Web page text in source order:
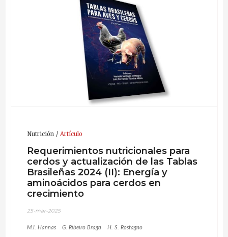
Nutrición Artículo
Requerimientos nutricionales para
cerdos y actualización de las Tablas
Brasileñas 2024 (II): Energía y
aminoácidos para cerdos en
crecimiento
25-mar-2025
M.I. Hannas G. Ribeiro Braga H. S. Rostagno